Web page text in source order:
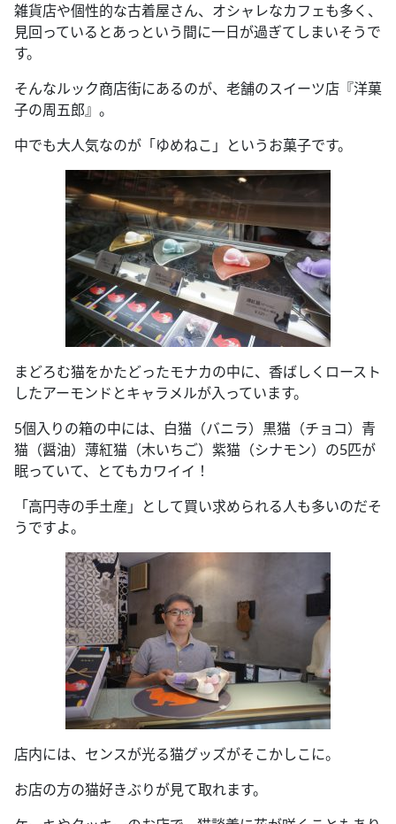
雑貨店や個性的な古着屋さん、オシャレなカフェも多く、
見回っているとあっという間に一日が過ぎてしまいそうで
す。
そんなルック商店街にあるのが、老舗のスイーツ店『洋菓
子の周五郎』。
中でも大人気なのが「ゆめねこ」というお菓子です。
まどろむ猫をかたどったモナカの中に、香ばしくロースト
したアーモンドとキャラメルが入っています。
5個入りの箱の中には、白猫（バニラ）黒猫（チョコ）青
猫（醤油）薄紅猫（木いちご）紫猫（シナモン）の5匹が
眠っていて、とてもカワイイ！
「高円寺の手土産」として買い求められる人も多いのだそ
うですよ。
店内には、センスが光る猫グッズがそこかしこに。
お店の方の猫好きぶりが見て取れます。